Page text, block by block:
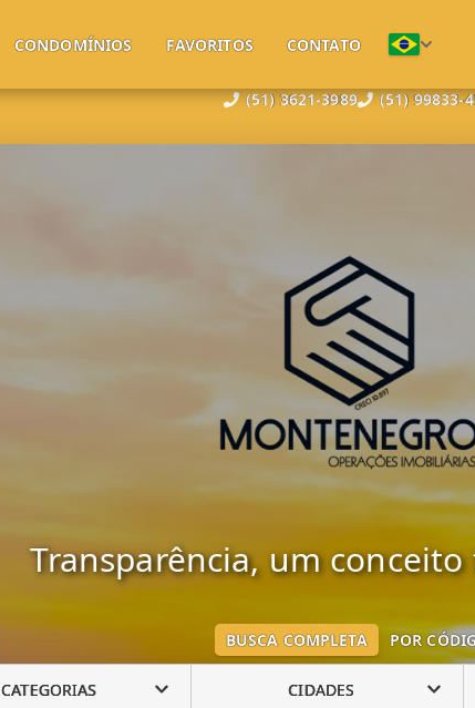
(51) 3621-3989 (51) 99833-
CONDOMÍNIOS FAVORITOS CONTATO
Transparência, um
BUSCA COMPLETA POR
CATEGORIAS CIDADES